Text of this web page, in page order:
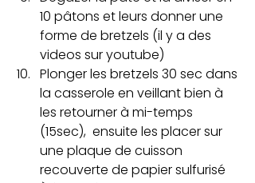
10 pâtons et leurs donner une
forme de bretzels (il y a des
videos sur youtube)
Plonger les bretzels 30 sec dans
la casserole en veillant bien à
les retourner à mi-temps
(15sec),  ensuite les placer sur
une plaque de cuisson
recouverte de papier sulfurisé